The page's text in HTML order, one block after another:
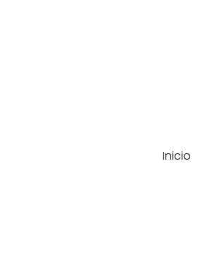
Inicio